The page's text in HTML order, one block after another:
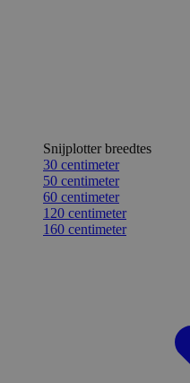
Snijplotter breedtes
30 centimeter
50 centimeter
60 centimeter
120 centimeter
160 centimeter